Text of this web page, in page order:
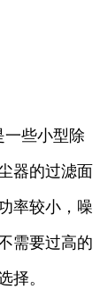
一些小型除
器的过滤面
率较小，噪
需要过高的
择。